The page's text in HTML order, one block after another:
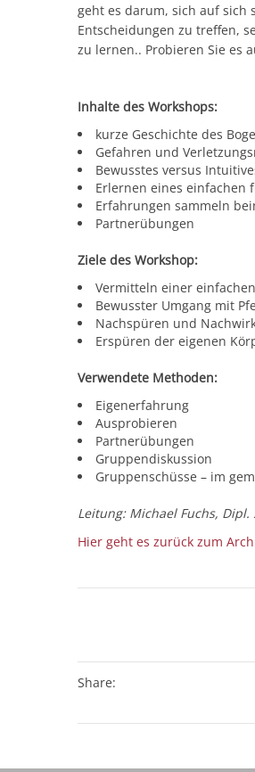
geht es darum, sich auf sich
Entscheidungen zu treffen,
zu lernen.. Probieren Sie es
Inhalte des Workshops:
kurze Geschichte des
Gefahren und
Bewusstes versus
Erlernen eines einfachen
Erfahrungen sammeln
Partnerübungen
Ziele des Workshop:
Vermitteln einer
Bewusster Umgang mit
Nachspüren und
Erspüren der eigenen
Verwendete Methoden:
Eigenerfahrung
Ausprobieren
Partnerübungen
Gruppendiskussion
Gruppenschüsse – im
Leitung: Michael Fuchs,
Hier geht es zurück zum
Share: